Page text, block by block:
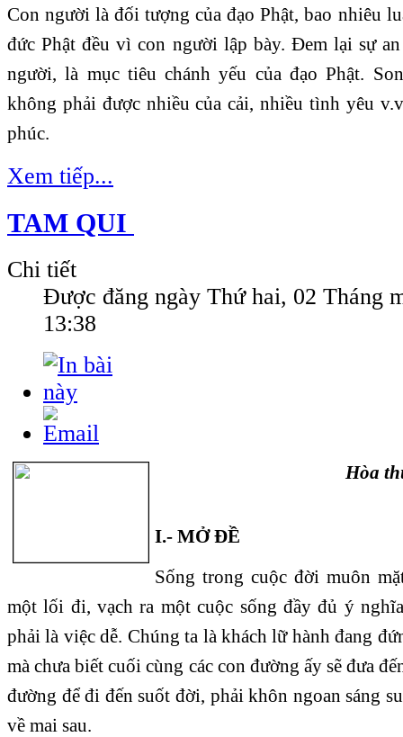
Con người là đối tượng của đạo Phật, bao nhiêu
đức Phật đều vì con người lập bày. Đem lại sự
người, là mục tiêu chánh yếu của đạo Phật.
không phải được nhiều của cải, nhiều tình yêu
phúc.
Xem tiếp...
TAM QUI
Chi tiết
Được đăng ngày Thứ hai, 02 Tháng
13:38
Hòa
I.- MỞ ĐỀ
Sống trong cuộc đời muôn
một lối đi, vạch ra một cuộc sống đầy đủ ý
phải là việc dễ. Chúng ta là khách lữ hành đang
mà chưa biết cuối cùng các con đường ấy sẽ đưa
đường để đi đến suốt đời, phải khôn ngoan sáng
về mai sau.